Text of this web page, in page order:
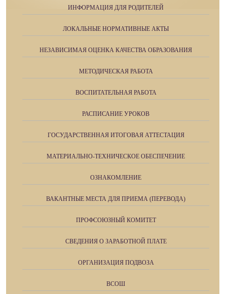
ИНФОРМАЦИЯ ДЛЯ РОДИТЕЛЕЙ
ЛОКАЛЬНЫЕ НОРМАТИВНЫЕ АКТЫ
НЕЗАВИСИМАЯ ОЦЕНКА КАЧЕСТВА ОБРАЗОВАНИЯ
МЕТОДИЧЕСКАЯ РАБОТА
ВОСПИТАТЕЛЬНАЯ РАБОТА
РАСПИСАНИЕ УРОКОВ
ГОСУДАРСТВЕННАЯ ИТОГОВАЯ АТТЕСТАЦИЯ
МАТЕРИАЛЬНО-ТЕХНИЧЕСКОЕ ОБЕСПЕЧЕНИЕ
ОЗНАКОМЛЕНИЕ
ВАКАНТНЫЕ МЕСТА ДЛЯ ПРИЕМА (ПЕРЕВОДА)
ПРОФСОЮЗНЫЙ КОМИТЕТ
СВЕДЕНИЯ О ЗАРАБОТНОЙ ПЛАТЕ
ОРГАНИЗАЦИЯ ПОДВОЗА
ВСОШ